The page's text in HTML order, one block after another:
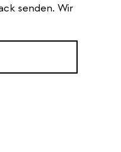
senden. Wir